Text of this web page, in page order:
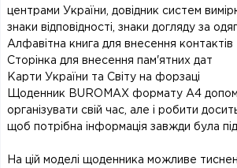
центрами України, довідник систем
знаки відповідності, знаки догляду за
Алфавітна книга для внесення контактів
Сторінка для внесення пам'ятних дат
Карти України та Світу на форзаці
Щоденник BUROMAX формату А4
організувати свій час, але і робити
щоб потрібна інформація завжди була
На цій моделі щоденника можливе